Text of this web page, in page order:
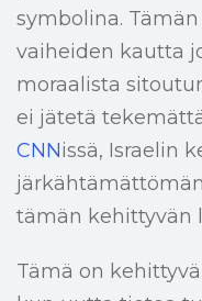
symbolina.
vaiheiden kautta
moraalista
ei jätetä
CNNissä, Israelin
tämän kehittyvän
Tämä on